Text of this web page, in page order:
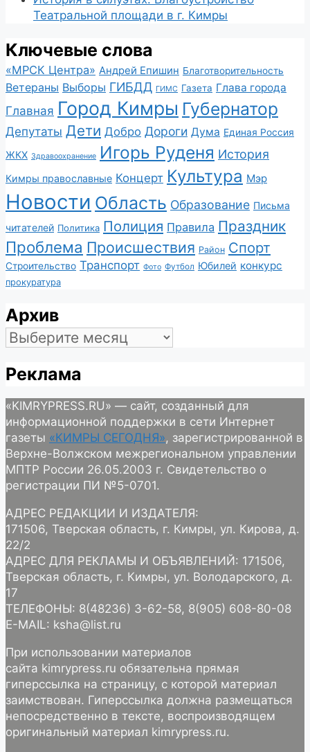
Театральной площади в г. Кимры
Ключевые слова
«МРСК Центра» Андрей Епишин Благотворительность
Ветераны Выборы ГИБДД ГИМС Газета Глава города
Главная Город Кимры Губернатор
Депутаты Дети Добро Дороги Дума Единая Россия
ЖКХ Здравоохранение Игорь Руденя История
Кимры православные Концерт Культура Мэр
Новости Область Образование Письма
читателей Политика Полиция Правила Праздник
Проблема Происшествия Район Спорт
Строительство Транспорт Фото Футбол Юбилей конкурс
прокуратура
Архив
Архив
Реклама
«KIMRYPRESS.RU» — сайт, созданный для
информационной поддержки в сети Интернет
газеты «КИМРЫ СЕГОДНЯ», зарегистрированной в
Верхне-Волжском межрегиональном управлении
МПТР России 26.05.2003 г. Свидетельство о
регистрации ПИ №5-0701.
АДРЕС РЕДАКЦИИ И ИЗДАТЕЛЯ:
171506, Тверская область, г. Кимры, ул. Кирова, д.
22/2
АДРЕС ДЛЯ РЕКЛАМЫ И ОБЪЯВЛЕНИЙ: 171506,
Тверская область, г. Кимры, ул. Володарского, д.
17
ТЕЛЕФОНЫ: 8(48236) 3-62-58, 8(905) 608-80-08
E-MAIL: ksha@list.ru
При использовании материалов
сайта kimrypress.ru обязательна прямая
гиперссылка на страницу, с которой материал
заимствован. Гиперссылка должна размещаться
непосредственно в тексте, воспроизводящем
оригинальный материал kimrypress.ru.